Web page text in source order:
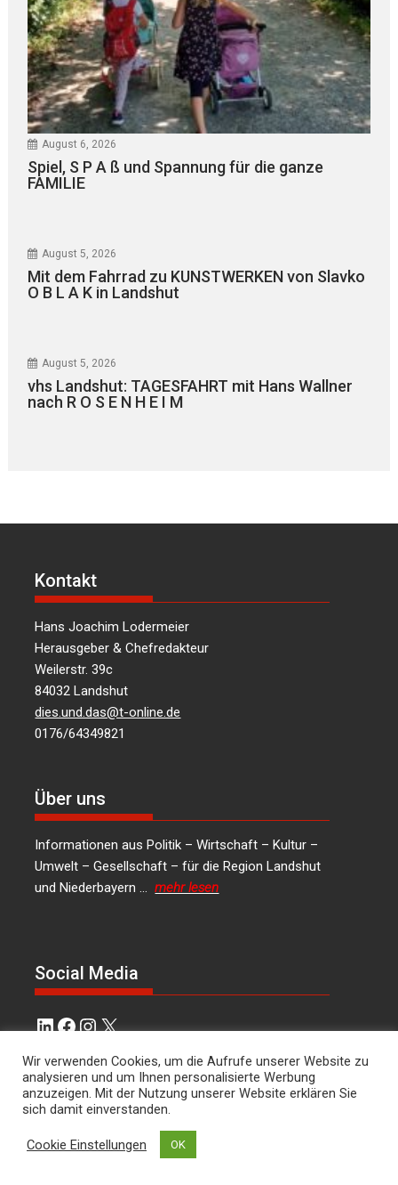
August 6, 2026
Spiel, S P A ß und Spannung für die ganze
FAMILIE
August 5, 2026
Mit dem Fahrrad zu KUNSTWERKEN von Slavko
O B L A K in Landshut
August 5, 2026
vhs Landshut: TAGESFAHRT mit Hans Wallner
nach R O S E N H E I M
Kontakt
Hans Joachim Lodermeier
Herausgeber & Chefredakteur
Weilerstr. 39c
84032 Landshut
dies.und.das@t-online.de
0176/64349821
Über uns
Informationen aus Politik – Wirtschaft – Kultur –
Umwelt – Gesellschaft – für die Region Landshut
und Niederbayern …mehr lesen
Social Media
LinkedIn
Facebook
Instagram
X
Kontakt
Hans Joachim Lodermeier Herausgeber &
Chefredakteur Weilerstr. 39c 84032 Landshut
dies.und.das@t-online.de0176/64349821
Wir verwenden Cookies, um die Aufrufe unserer Website zu
analysieren und um Ihnen personalisierte Werbung
anzuzeigen. Mit der Nutzung unserer Website erklären Sie
sich damit einverstanden.
Cookie Einstellungen OK